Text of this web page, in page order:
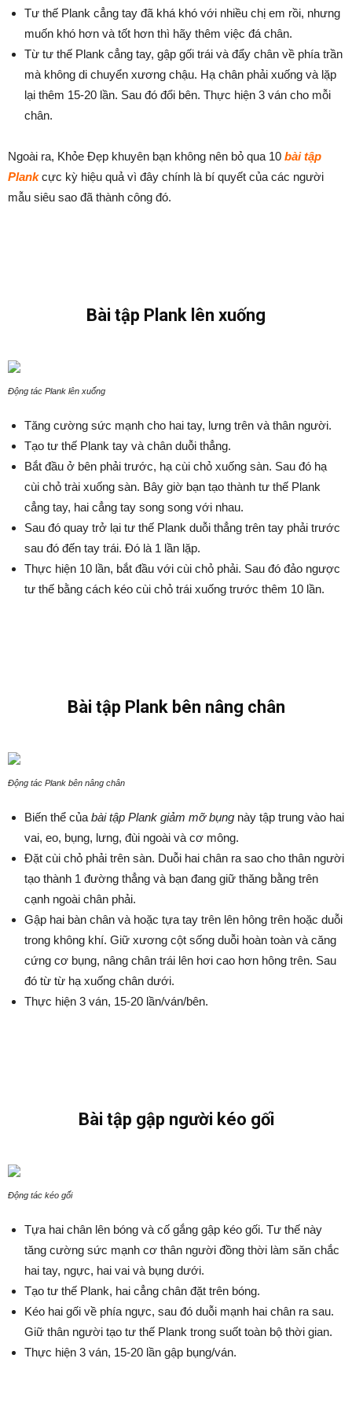
Tư thế Plank cẳng tay đã khá khó với nhiều chị em rồi, nhưng
muốn khó hơn và tốt hơn thì hãy thêm việc đá chân.
Từ tư thế Plank cẳng tay, gập gối trái và đẩy chân về phía trần
mà không di chuyển xương chậu. Hạ chân phải xuống và lặp
lại thêm 15-20 lần. Sau đó đổi bên. Thực hiện 3 ván cho mỗi
chân.
Ngoài ra, Khỏe Đẹp khuyên bạn không nên bỏ qua 10 bài tập
Plankcực kỳ hiệu quả vì đây chính là bí quyết của các người
mẫu siêu sao đã thành công đó.
Bài tập Plank lên xuống
Động tác Plank lên xuống
Tăng cường sức mạnh cho hai tay, lưng trên và thân người.
Tạo tư thế Plank tay và chân duỗi thẳng.
Bắt đầu ở bên phải trước, hạ cùi chỏ xuống sàn. Sau đó hạ
cùi chỏ trài xuống sàn. Bây giờ bạn tạo thành tư thế Plank
cẳng tay, hai cẳng tay song song với nhau.
Sau đó quay trở lại tư thế Plank duỗi thẳng trên tay phải trước
sau đó đến tay trái. Đó là 1 lần lặp.
Thực hiện 10 lần, bắt đầu với cùi chỏ phải. Sau đó đảo ngược
tư thế bằng cách kéo cùi chỏ trái xuống trước thêm 10 lần.
Bài tập Plank bên nâng chân
Động tác Plank bên nâng chân
Biến thể của bài tập Plank giảm mỡ bụng này tập trung vào hai
vai, eo, bụng, lưng, đùi ngoài và cơ mông.
Đặt cùi chỏ phải trên sàn. Duỗi hai chân ra sao cho thân người
tạo thành 1 đường thẳng và bạn đang giữ thăng bằng trên
cạnh ngoài chân phải.
Gập hai bàn chân và hoặc tựa tay trên lên hông trên hoặc duỗi
trong không khí. Giữ xương cột sống duỗi hoàn toàn và căng
cứng cơ bụng, nâng chân trái lên hơi cao hơn hông trên. Sau
đó từ từ hạ xuống chân dưới.
Thực hiện 3 ván, 15-20 lần/ván/bên.
Bài tập gập người kéo gối
Động tác kéo gối
Tựa hai chân lên bóng và cố gắng gập kéo gối. Tư thế này
tăng cường sức mạnh cơ thân người đồng thời làm săn chắc
hai tay, ngực, hai vai và bụng dưới.
Tạo tư thế Plank, hai cẳng chân đặt trên bóng.
Kéo hai gối về phía ngực, sau đó duỗi mạnh hai chân ra sau.
Giữ thân người tạo tư thế Plank trong suốt toàn bộ thời gian.
Thực hiện 3 ván, 15-20 lần gập bụng/ván.